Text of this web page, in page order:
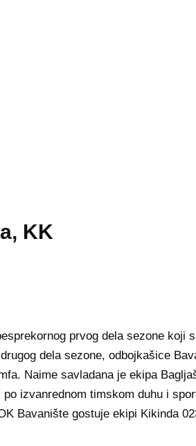
KK
prvog dela sezone koji
dela sezone, odbojkašice
Naime savladana je ekipa
izvanrednom timskom duhu i
Bavanište gostuje ekipi Kikinda